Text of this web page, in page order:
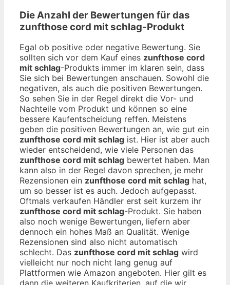
Die Anzahl der Bewertungen für das
zunfthose cord mit schlag-Produkt
Egal ob positive oder negative Bewertung. Sie
sollten sich vor dem Kauf eines zunfthose cord
mit schlag-Produkts immer im klaren sein, dass
Sie sich bei Bewertungen anschauen. Sowohl die
negativen, als auch die positiven Bewertungen.
So sehen Sie in der Regel direkt die Vor- und
Nachteile vom Produkt und können so eine
bessere Kaufentscheidung reffen. Meistens
geben die positiven Bewertungen an, wie gut ein
zunfthose cord mit schlag ist. Hier ist aber auch
wieder entscheidend, wie viele Personen das
zunfthose cord mit schlag bewertet haben. Man
kann also in der Regel davon sprechen, je mehr
Rezensionen ein zunfthose cord mit schlag hat,
um so besser ist es auch. Jedoch aufgepasst.
Oftmals verkaufen Händler erst seit kurzem ihr
zunfthose cord mit schlag-Produkt. Sie haben
also noch wenige Bewertungen, liefern aber
dennoch ein hohes Maß an Qualität. Wenige
Rezensionen sind also nicht automatisch
schlecht. Das zunfthose cord mit schlag wird
vielleicht nur noch nicht lang genug auf
Plattformen wie Amazon angeboten. Hier gilt es